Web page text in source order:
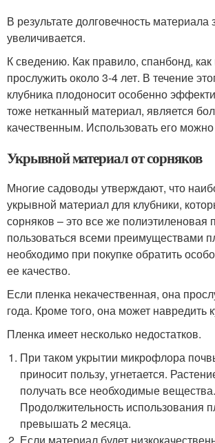
В результате долговечность материала
увеличивается.
К сведению. Как правило, спанбонд, как
прослужить около 3-4 лет. В течение
клубника плодоносит особенно
тоже нетканный материал, является
качественным. Использовать его
Укрывной материал от сорняков
Многие садоводы утверждают, что
укрывной материал для клубники,
сорняков – это все же полиэтиленовая
пользоваться всеми преимуществами
необходимо при покупке обратить
ее качество.
Если пленка некачественная, она
года. Кроме того, она может навредить
Пленка имеет несколько недостатков.
При таком укрытии микрофлора
приносит пользу, угнетается.
получать все необходимые вещества.
Продолжительность использования
превышать 2 месяца.